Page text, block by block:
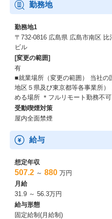
勤務地
勤務地1
〒732-0816 広島県 広島市南区
ビル
[変更の範囲]
有
■就業場所（変更の範囲） 当社の
地区５県及び東京都等各事業所
める場所 ＊フルリモート勤務不可
受動喫煙対策
屋内全面禁煙
給与
想定年収
507.2 ～ 880 万円
月給
31.9 ～ 56.3万円
給与形態
固定給制(月給制)